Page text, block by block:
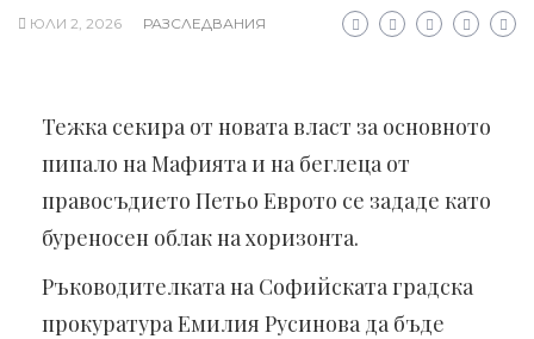
ЮЛИ 2, 2026 РАЗСЛЕДВАНИЯ
Тежка секира от новата власт за основното
пипало на Мафията и на беглеца от
правосъдието Петьо Еврото се зададе като
буреносен облак на хоризонта.
Ръководителката на Софийската градска
прокуратура Емилия Русинова да бъде